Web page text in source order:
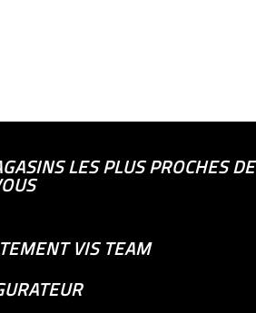
LES PLUS PROCHES DE
VIS TEAM